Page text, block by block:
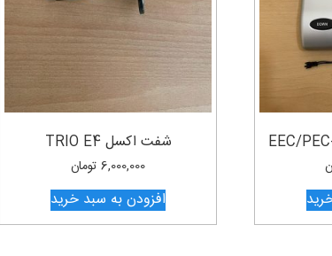
شفت اکسل TRIO E4
6,000,000 تومان
افزودن به سبد خرید